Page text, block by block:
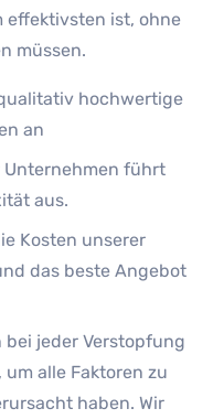
effektivsten ist, ohne
müssen.
hochwertige
an
Unternehmen führt
aus.
Kosten unserer
das beste Angebot
bei jeder Verstopfung
alle Faktoren zu
haben. Wir